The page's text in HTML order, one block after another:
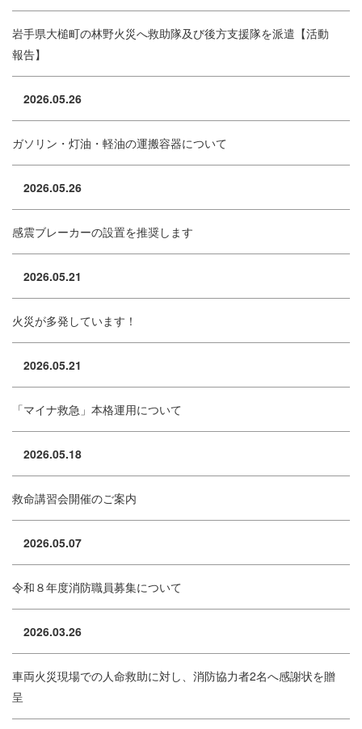
岩手県大槌町の林野火災へ救助隊及び後方支援隊を派遣【活動
報告】
2026.05.26
ガソリン・灯油・軽油の運搬容器について
2026.05.26
感震ブレーカーの設置を推奨します
2026.05.21
火災が多発しています！
2026.05.21
「マイナ救急」本格運用について
2026.05.18
救命講習会開催のご案内
2026.05.07
令和８年度消防職員募集について
2026.03.26
車両火災現場での人命救助に対し、消防協力者2名へ感謝状を贈
呈